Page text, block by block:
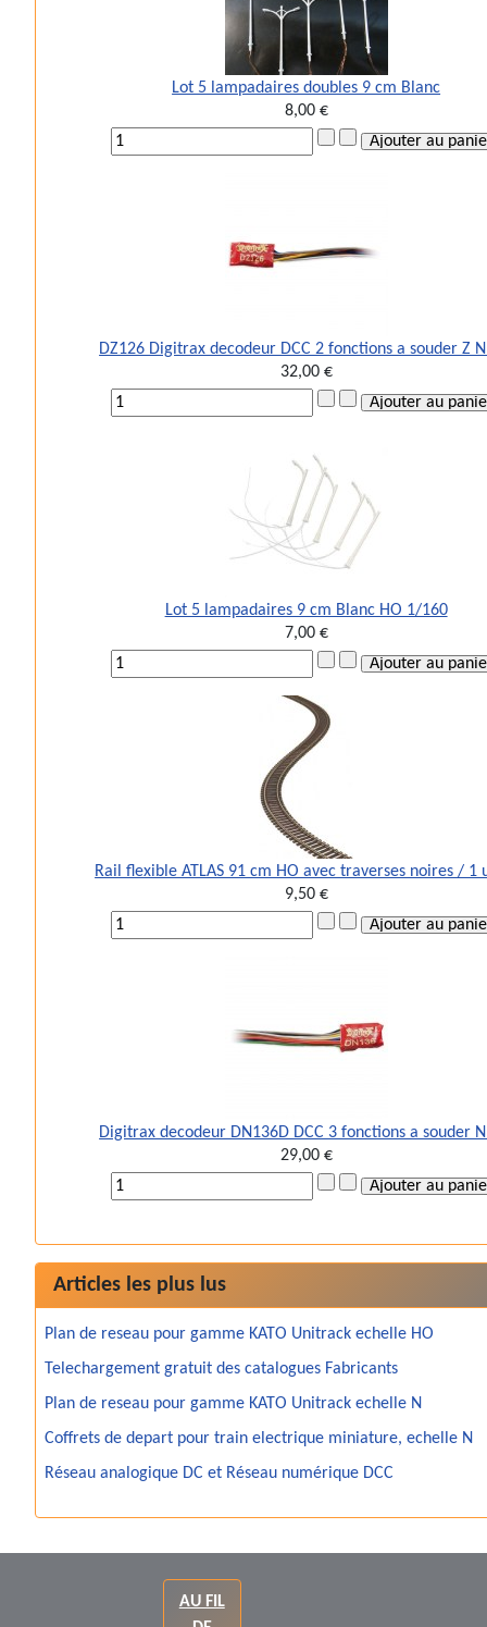
Lot 5 lampadaires doubles 9 cm Blanc
8,00 €
DZ126 Digitrax decodeur DCC 2 fonctions a souder Z
32,00 €
Lot 5 lampadaires 9 cm Blanc HO 1/160
7,00 €
Rail flexible ATLAS 91 cm HO avec traverses noires / 1
9,50 €
Digitrax decodeur DN136D DCC 3 fonctions a souder
29,00 €
Articles les plus lus
Plan de reseau pour gamme KATO Unitrack echelle HO
Telechargement gratuit des catalogues Fabricants
Plan de reseau pour gamme KATO Unitrack echelle N
Coffrets de depart pour train electrique miniature, echelle N
Réseau analogique DC et Réseau numérique DCC
AU FIL